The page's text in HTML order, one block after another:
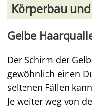
Körperbau
Gelbe
Der Schirm der
gewöhnlich einen
seltenen Fällen
Je weiter weg von